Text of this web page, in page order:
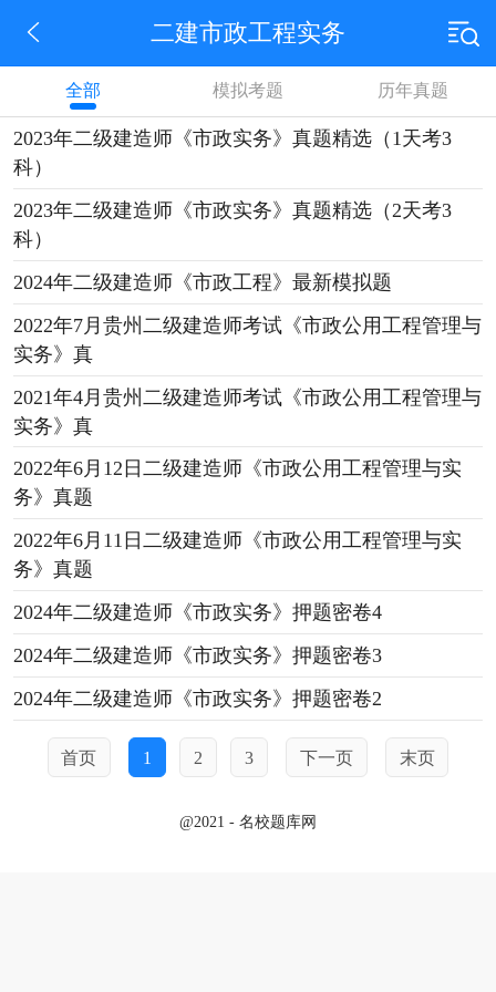
二建市政工程实务
全部 模拟考题 历年真题
2023年二级建造师《市政实务》真题精选（1天考3
科）
2023年二级建造师《市政实务》真题精选（2天考3
科）
2024年二级建造师《市政工程》最新模拟题
2022年7月贵州二级建造师考试《市政公用工程管理与
实务》真
2021年4月贵州二级建造师考试《市政公用工程管理与
实务》真
2022年6月12日二级建造师《市政公用工程管理与实
务》真题
2022年6月11日二级建造师《市政公用工程管理与实
务》真题
2024年二级建造师《市政实务》押题密卷4
2024年二级建造师《市政实务》押题密卷3
2024年二级建造师《市政实务》押题密卷2
首页 1 2 3 下一页 末页
@2021 - 名校题库网